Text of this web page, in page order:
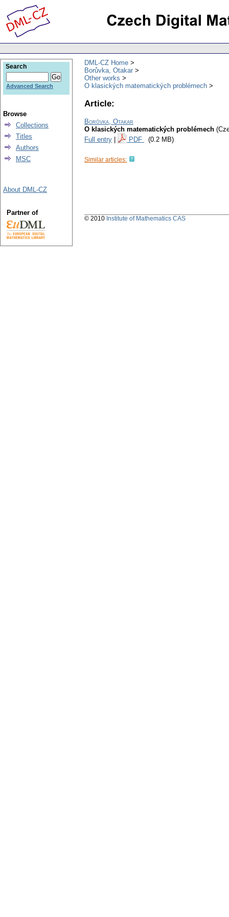
DML-CZ Home
Borůvka, Otakar
Other works
O klasických matematických problémech
Article:
Borůvka, Otakar
O klasických matematických problémech
Full entry
PDF (0.2 MB)
Similar articles:
Search
Advanced Search
Browse
Collections
Titles
Authors
MSC
About DML-CZ
Partner of
© 2010 Institute of Mathematics CAS